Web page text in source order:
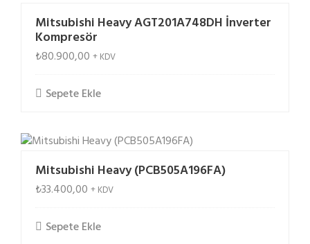
Mitsubishi Heavy AGT201A748DH İnverter
Kompresör
₺80.900,00 + KDV
Sepete Ekle
Mitsubishi Heavy (PCB505A196FA)
₺33.400,00 + KDV
Sepete Ekle